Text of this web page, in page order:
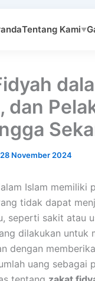
Tentang Kami▼
dan
28 November 2024
Islam memiliki
tidak dapat
seperti sakit atau
dilakukan untuk
dengan
uang